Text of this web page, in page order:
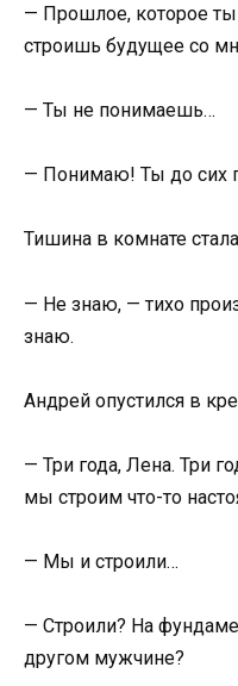
— Прошлое, которое
строишь будущее со
— Ты не понимаешь…
— Понимаю! Ты до сих
Тишина в комнате
— Не знаю, — тихо
знаю.
Андрей опустился в
— Три года, Лена. Три
мы строим что-то
— Мы и строили…
— Строили? На
другом мужчине?